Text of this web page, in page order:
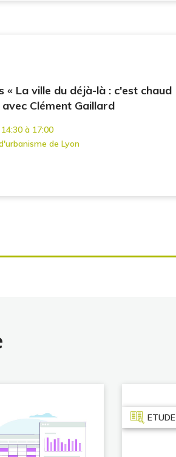
« La ville du déjà-là : c'est chaud
Clément Gaillard
à 17:00
de Lyon
ETUDE